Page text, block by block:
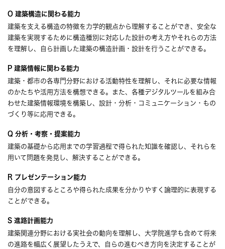
O 建築構造に関わる能力
建築を支える構造の特徴を力学的観点から理解することができ、安全な
建築を実現するために構造種別に対応した設計の考え方やそれらの方法
を理解し、自ら計画した建築の構造計画・設計を行うことができる。
P 建築情報に関わる能力
建築・都市の各専門分野における活動特性を理解し、それに必要な情報
のかたちや活用方法を構想できる。また、各種デジタルツールを組み合
わせた建築情報環境を構築し、設計・分析・コミュニケーション・もの
づくり等に応用できる。
Q 分析・考察・提案能力
建築の基礎から応用までの学習過程で得られた知識を確認し、それらを
用いて問題を発見し、解決することができる。
R プレゼンテーション能力
自分の意図するところや得られた成果を分かりやすく論理的に表現する
ことができる。
S 進路計画能力
建築関連分野における実社会の動向を理解し、大学院進学も含めて将来
の進路を幅広く展望したうえで、自らの進むべき方向を決定することが